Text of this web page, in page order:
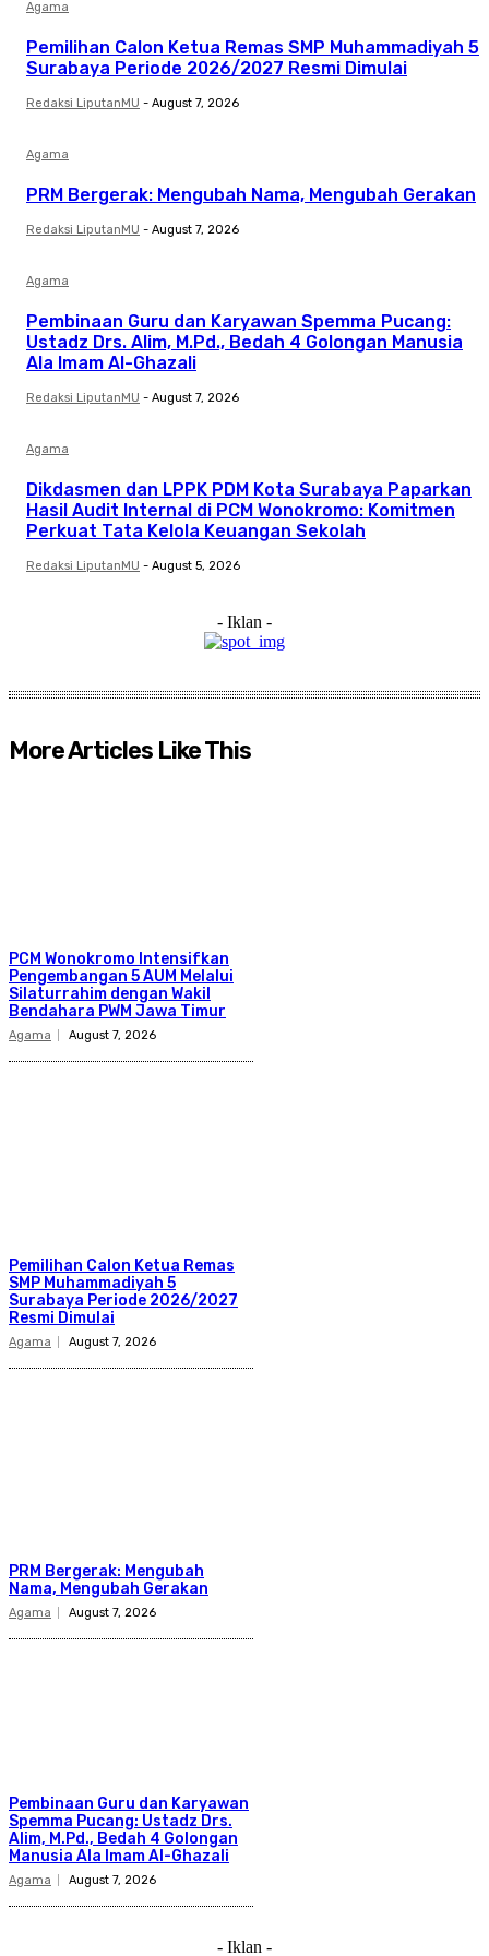
Agama
Pemilihan Calon Ketua Remas SMP Muhammadiyah 5
Surabaya Periode 2026/2027 Resmi Dimulai
Redaksi LiputanMU - August 7, 2026
Agama
PRM Bergerak: Mengubah Nama, Mengubah Gerakan
Redaksi LiputanMU - August 7, 2026
Agama
Pembinaan Guru dan Karyawan Spemma Pucang:
Ustadz Drs. Alim, M.Pd., Bedah 4 Golongan Manusia
Ala Imam Al-Ghazali
Redaksi LiputanMU - August 7, 2026
Agama
Dikdasmen dan LPPK PDM Kota Surabaya Paparkan
Hasil Audit Internal di PCM Wonokromo: Komitmen
Perkuat Tata Kelola Keuangan Sekolah
Redaksi LiputanMU - August 5, 2026
- Iklan -
More Articles Like This
PCM Wonokromo Intensifkan
Pengembangan 5 AUM Melalui
Silaturrahim dengan Wakil
Bendahara PWM Jawa Timur
Agama August 7, 2026
Pemilihan Calon Ketua Remas
SMP Muhammadiyah 5
Surabaya Periode 2026/2027
Resmi Dimulai
Agama August 7, 2026
PRM Bergerak: Mengubah
Nama, Mengubah Gerakan
Agama August 7, 2026
Pembinaan Guru dan Karyawan
Spemma Pucang: Ustadz Drs.
Alim, M.Pd., Bedah 4 Golongan
Manusia Ala Imam Al-Ghazali
Agama August 7, 2026
- Iklan -